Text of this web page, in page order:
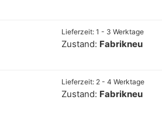
Lieferzeit: 1 - 3 Werktage
Zustand: Fabrikneu
Lieferzeit: 2 - 4 Werktage
Zustand: Fabrikneu